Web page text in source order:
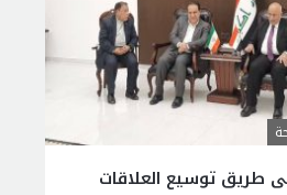
طريق توسيع العلاقات